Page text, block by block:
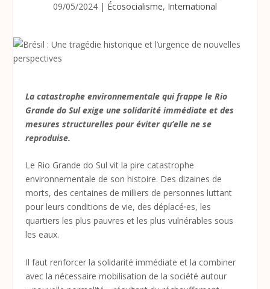
09/05/2024 | Écosocialisme, International
La catastrophe environnementale qui frappe le Rio
Grande do Sul exige une solidarité immédiate et des
mesures structurelles pour éviter qu’elle ne se
reproduise.
Le Rio Grande do Sul vit la pire catastrophe
environnementale de son histoire. Des dizaines de
morts, des centaines de milliers de personnes luttant
pour leurs conditions de vie, des déplacé⸱es, les
quartiers les plus pauvres et les plus vulnérables sous
les eaux.
Il faut renforcer la solidarité immédiate et la combiner
avec la nécessaire mobilisation de la société autour